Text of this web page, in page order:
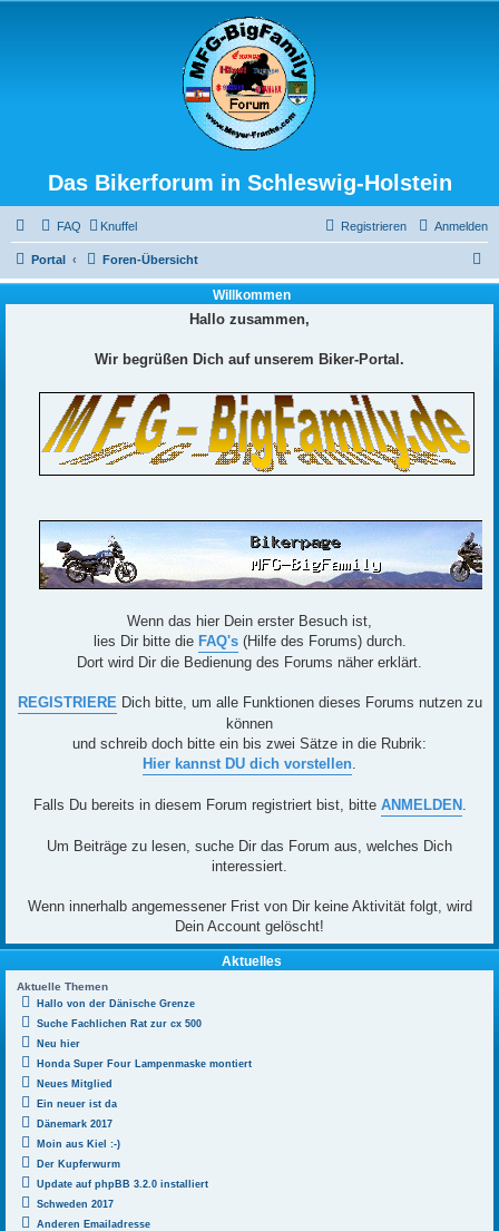
Das Bikerforum in Schleswig-Holstein
FAQ Knuffel Anmelden
Registrieren
Portal Foren-Übersicht
u
Willkommen
Hallo zusammen,
Wir begrüßen Dich auf unserem Biker-Portal.
Wenn das hier Dein erster Besuch ist,
lies Dir bitte die FAQ's(Hilfe des Forums) durch.
Dort wird Dir die Bedienung des Forums näher erklärt.
REGISTRIEREDich bitte, um alle Funktionen dieses Forums nutzen zu
können
und schreib doch bitte ein bis zwei Sätze in die Rubrik:
Hier kannst DU dich vorstellen.
Falls Du bereits in diesem Forum registriert bist, bitte ANMELDEN .
Um Beiträge zu lesen, suche Dir das Forum aus, welches Dich
interessiert.
Wenn innerhalb angemessener Frist von Dir keine Aktivität folgt, wird
Dein Account gelöscht!
Aktuelles
Aktuelle Themen
Hallo von der Dänische Grenze
Suche Fachlichen Rat zur cx 500
Neu hier
Honda Super Four Lampenmaske montiert
Neues Mitglied
Ein neuer ist da
Dänemark 2017
Moin aus Kiel :-)
Der Kupferwurm
Update auf phpBB 3.2.0 installiert
Schweden 2017
Anderen Emailadresse